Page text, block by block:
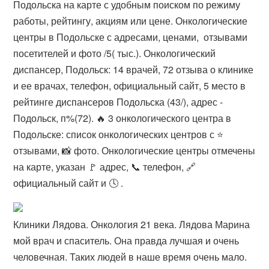
Подольска на карте с удобным поиском по режиму
работы, рейтингу, акциям или цене. Онкологические
центры в Подольске с адресами, ценами, ️ отзывами
посетителей и фото /5( тыс.). Онкологический
диспансер, Подольск: 14 врачей, 72 отзыва о клинике
и ее врачах, телефон, официальный сайт, 5 место в
рейтинге диспансеров Подольска (43/), адрес -
Подольск, п%(72). 🔥 3 онкологического центра в
Подольске: список онкологических центров с ⭐
отзывами, 📸 фото. Онкологические центры отмечены
на карте, указан 🚩 адрес, 📞 телефон, 🔗
официальный сайт и 🕓 .
Клиники Лядова. Онкология 21 века. Лядова Марина
мой врач и спаситель. Она правда лучшая и очень
человечная. Таких людей в наше время очень мало.